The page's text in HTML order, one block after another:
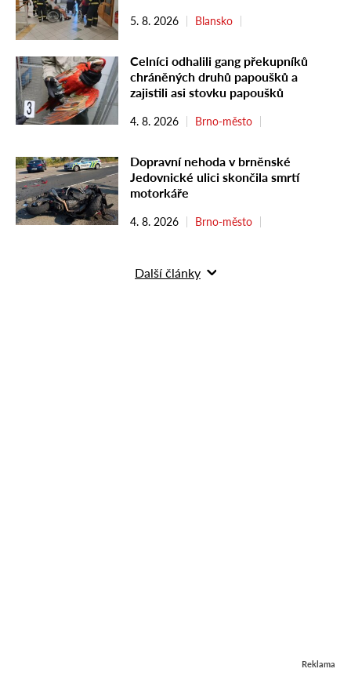
5. 8. 2026 Blansko
Celníci odhalili gang překupníků
chráněných druhů papoušků a
zajistili asi stovku papoušků
4. 8. 2026 Brno-město
Dopravní nehoda v brněnské
Jedovnické ulici skončila smrtí
motorkáře
4. 8. 2026 Brno-město
Další články
Reklama